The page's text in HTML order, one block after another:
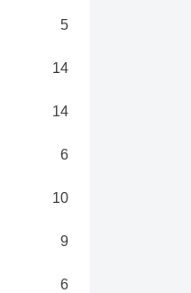
5
14
14
6
10
9
6